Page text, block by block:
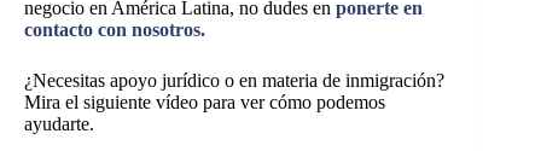
negocio en América Latina, no dudes en ponerte en
contacto con nosotros.
¿Necesitas apoyo jurídico o en materia de inmigración?
Mira el siguiente vídeo para ver cómo podemos
ayudarte.